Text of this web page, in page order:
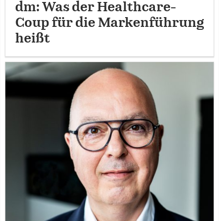
dm: Was der Healthcare-
Coup für die Markenführung
heißt